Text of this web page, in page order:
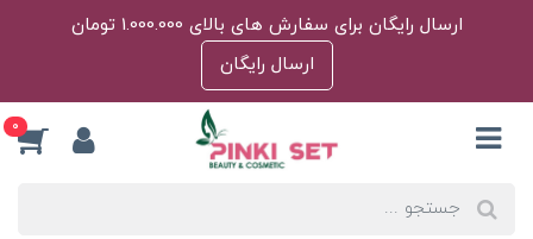
ارسال رایگان برای سفارش های بالای 1.000.000 تومان
ارسال رایگان
0